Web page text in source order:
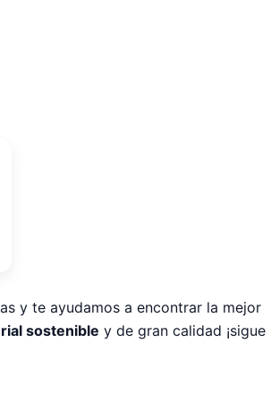
y te ayudamos a encontrar la mejor
sostenible y de gran calidad ¡sigue